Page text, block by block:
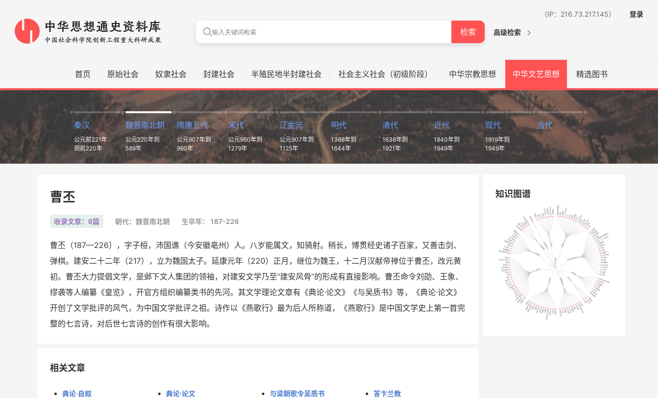
（IP：216.73.217.145） 登录
检索 高级检索
首页 原始社会 奴隶社会 封建社会 半殖民地半封建社会 社会主义社会（初级阶段） 中华宗教思想 中华文艺思想 精选图书
秦汉
公元前221年
到前220年
魏晋南北朝
公元220年到
589年
隋唐五代
公元907年到
960年
宋代
公元960年到
1279年
辽金元
公元907年到
1125年
明代
1368年到
1644年
清代
1636年到
1921年
近代
1840年到
1949年
现代
1919年到
1949年
当代
曹丕
收录文章：6篇 朝代：魏晋南北朝 生卒年： 187-226
曹丕（187—226），字子桓，沛国谯（今安徽亳州）人。八岁能属文，知骑射。稍长，博贯经史诸子百家，又善击剑、
弹棋。建安二十二年（217），立为魏国太子。延康元年（220）正月，继位为魏王，十二月汉献帝禅位于曹丕，改元黄
初。曹丕大力提倡文学，是邺下文人集团的领袖，对建安文学乃至“建安风骨”的形成有直接影响。曹丕命令刘劭、王象、
缪袭等人编纂《皇览》，开官方组织编纂类书的先河。其文学理论文章有《典论·论文》《与吴质书》等，《典论·论文》
开创了文学批评的风气，为中国文学批评之祖。诗作以《燕歌行》最为后人所称道，《燕歌行》是中国文学史上第一首完
整的七言诗，对后世七言诗的创作有很大影响。
相关文章
典论·自叙 典论·论文 与梁朝歌令吴质书 答卞兰教
知识图谱